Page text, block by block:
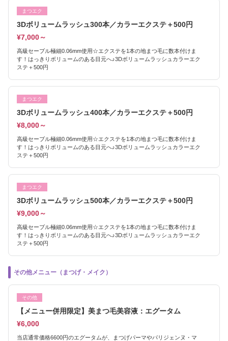
まつエク
3Dボリュームラッシュ300本／カラーエクステ＋500円
¥7,000～
高級セーブル極細0.06mm使用☆エクステを1本の地まつ毛に数本付けま
す！はっきりボリュームのある目元へ♪3Dボリュームラッシュカラーエク
ステ＋500円
まつエク
3Dボリュームラッシュ400本／カラーエクステ＋500円
¥8,000～
高級セーブル極細0.06mm使用☆エクステを1本の地まつ毛に数本付けま
す！はっきりボリュームのある目元へ♪3Dボリュームラッシュカラーエク
ステ＋500円
まつエク
3Dボリュームラッシュ500本／カラーエクステ＋500円
¥9,000～
高級セーブル極細0.06mm使用☆エクステを1本の地まつ毛に数本付けま
す！はっきりボリュームのある目元へ♪3Dボリュームラッシュカラーエク
ステ＋500円
その他メニュー（まつげ・メイク）
その他
【メニュー併用限定】美まつ毛美容液：エグータム
¥6,000
当店通常価格6600円のエグータムが、まつげパーマやパリジェンヌ・マ